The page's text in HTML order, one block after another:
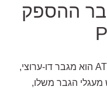
ההספק
מגבר ההספק מדגם P1 של חברת ATC הוא מגבר דו-ערוצי,
מעגלי הגבר משלו,